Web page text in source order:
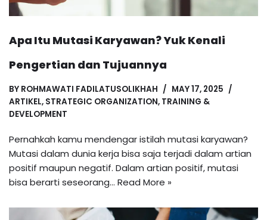
Apa Itu Mutasi Karyawan? Yuk Kenali
Pengertian dan Tujuannya
BY ROHMAWATI FADILATUSOLIKHAH
MAY 17, 2025
ARTIKEL, STRATEGIC ORGANIZATION, TRAINING &
DEVELOPMENT
Pernahkah kamu mendengar istilah mutasi karyawan?
Mutasi dalam dunia kerja bisa saja terjadi dalam artian
positif maupun negatif. Dalam artian positif, mutasi
bisa berarti seseorang… Read More »